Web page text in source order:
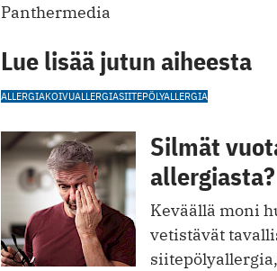
Panthermedia
Lue lisää jutun aiheesta
ALLERGIAKOIVUALLERGIASIITEPÖLYALLERGIA
Silmät
allergiasta?
Keväällä moni
vetistävät